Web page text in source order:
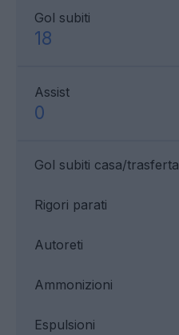
Gol subiti
18
Assist
0
Gol subiti casa/trasferta
Ammonizioni
Rigori parati
Espulsioni
Autoreti